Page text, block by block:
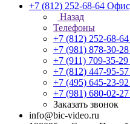
+7 (812) 252-68-64
Назад
Телефоны
+7 (812) 252-68-64
+7 (981) 878-30-28
+7 (911) 709-35-29
+7 (812) 447-95-57
+7 (495) 645-23-92
+7 (981) 680-02-27
Заказать звонок
info@bic-video.ru